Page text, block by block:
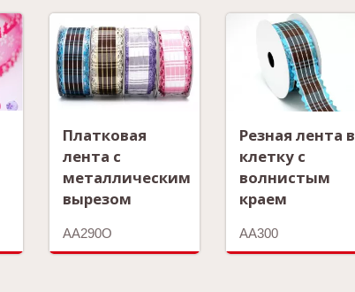
Платковая
лента с
металлическим
вырезом
AA290O
Резная лента в
клетку с
волнистым
краем
AA300